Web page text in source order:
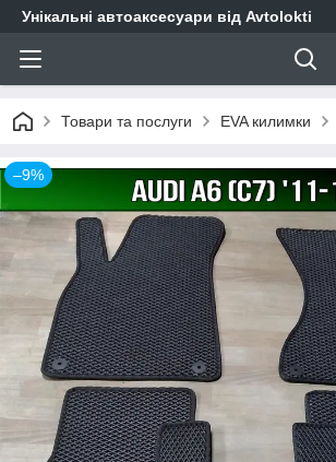
Унікальні автоаксесуари від Avtolokti
Товари та послуги EVA килимки
–9%